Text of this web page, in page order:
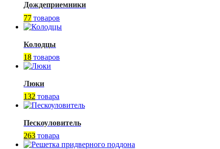
Дождеприемники
77 товаров
Колодцы
18 товаров
Люки
132 товара
Пескоуловитель
263 товара